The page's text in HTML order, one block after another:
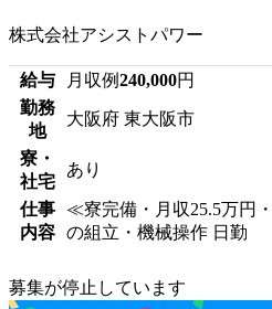
株式会社アシストパワー
給与 月収例240,000円
勤務
地
大阪府 東大阪市
寮・
社宅
あり
仕事
内容
≪寮完備・月収25.5万円
の組立・機械操作 日勤
募集が停止しています